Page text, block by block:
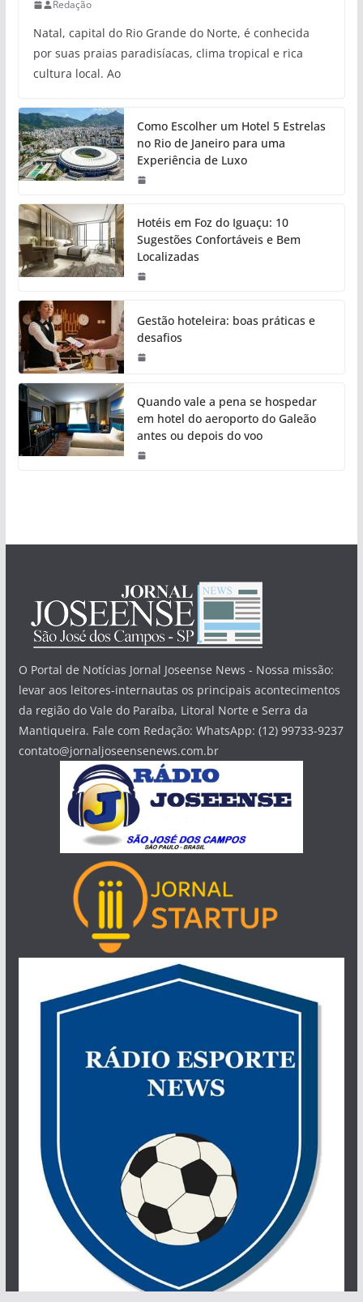
Redação
Natal, capital do Rio Grande do Norte, é conhecida
por suas praias paradisíacas, clima tropical e rica
cultura local. Ao
Como Escolher um Hotel 5 Estrelas
no Rio de Janeiro para uma
Experiência de Luxo
Hotéis em Foz do Iguaçu: 10
Sugestões Confortáveis e Bem
Localizadas
Gestão hoteleira: boas práticas e
desafios
Quando vale a pena se hospedar
em hotel do aeroporto do Galeão
antes ou depois do voo
O Portal de Notícias Jornal Joseense News - Nossa missão:
levar aos leitores-internautas os principais acontecimentos
da região do Vale do Paraíba, Litoral Norte e Serra da
Mantiqueira. Fale com Redação: WhatsApp: (12) 99733-9237
contato@jornaljoseensenews.com.br